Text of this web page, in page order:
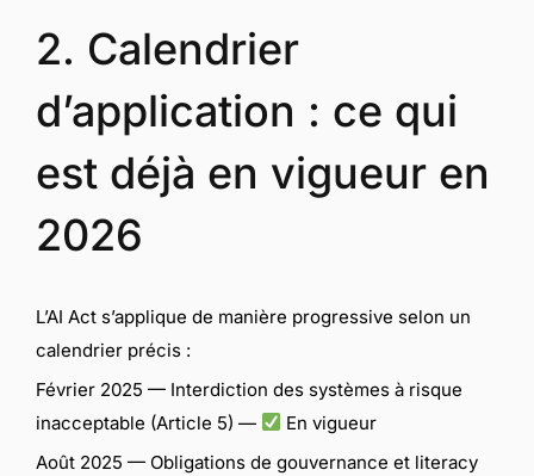
2. Calendrier
d’application : ce qui
est déjà en vigueur en
2026
L’AI Act s’applique de manière progressive selon un
calendrier précis :
Février 2025 — Interdiction des systèmes à risque
inacceptable (Article 5) —
En vigueur
Août 2025 — Obligations de gouvernance et literacy